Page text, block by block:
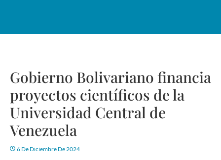
Gobierno Bolivariano financia
proyectos científicos de la
Universidad Central de
Venezuela
6 De Diciembre De 2024